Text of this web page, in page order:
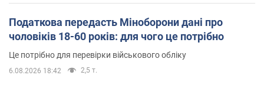
Податкова передасть Міноборони дані про
чоловіків 18-60 років: для чого це потрібно
Це потрібно для перевірки військового обліку
6.08.2026 18:42 2,5 т.